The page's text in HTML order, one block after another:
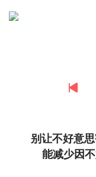
别让不好意
能减少因